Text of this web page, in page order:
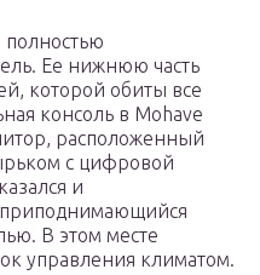
Ее нижнюю часть
которой обиты все
консоль в Mohave
расположенный
с цифровой
и
В этом месте
управления климатом.